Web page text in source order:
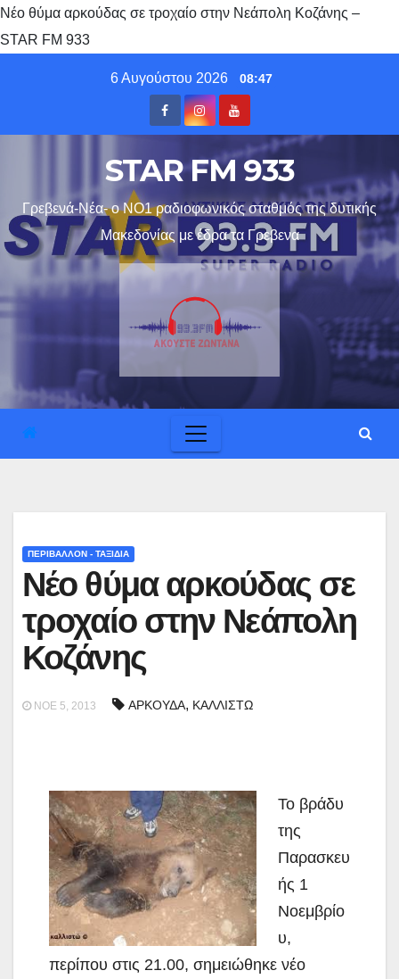
Νέο θύμα αρκούδας σε τροχαίο στην Νεάπολη Κοζάνης –
STAR FM 933
6 Αυγούστου 2026 08:47
STAR FM 933
Γρεβενά-Νέα- ο ΝΟ1 ραδιοφωνικός σταθμός της δυτικής
Μακεδονίας με έδρα τα Γρεβενα
ΠΕΡΙΒΑΛΛΟΝ - ΤΑΞΙΔΙΑ
Νέο θύμα αρκούδας σε
τροχαίο στην Νεάπολη
Κοζάνης
ΝΟΈ 5, 2013 ΑΡΚΟΥΔΑ, ΚΑΛΛΙΣΤΩ
Το βράδυ
της
Παρασκευ
ής 1
Νοεμβρίο
υ,
περίπου στις 21.00, σημειώθηκε νέο